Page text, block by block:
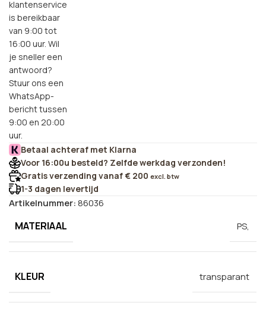
klantenservice
is bereikbaar
van 9:00 tot
16:00 uur. Wil
je sneller een
antwoord?
Stuur ons een
WhatsApp-
bericht tussen
9:00 en 20:00
uur.
Betaal achteraf met Klarna
Voor 16:00u besteld? Zelfde werkdag verzonden!
Gratis verzending vanaf € 200 excl. btw
1-3 dagen levertijd
Artikelnummer:86036
MATERIAAL PS,
KLEUR transparant